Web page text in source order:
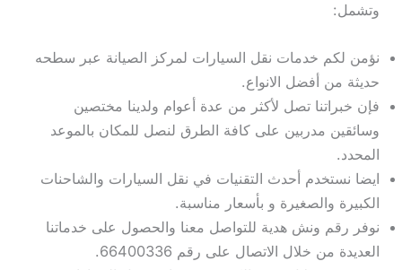
وتشمل:
نؤمن لكم خدمات نقل السيارات لمركز الصيانة عبر سطحه
حديثة من أفضل الانواع.
فإن خبراتنا تصل لأكثر من عدة أعوام ولدينا مختصين
وسائقين مدربين على كافة الطرق لنصل للمكان بالموعد
المحدد.
ايضا نستخدم أحدث التقنيات في نقل السيارات والشاحنات
الكبيرة والصغيرة و بأسعار مناسبة.
نوفر رقم ونش هدية للتواصل معنا والحصول على خدماتنا
العديدة من خلال الاتصال على رقم 66400336.